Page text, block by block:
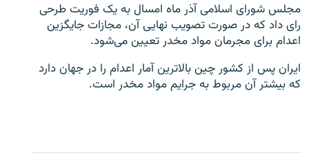
مجلس شورای اسلامی آذر ماه امسال به یک فوریت طرحی
رای داد که در صورت تصویب نهایی آن، مجازات جایگزین
اعدام برای مجرمان مواد مخدر تعیین می‌شود.
ایران پس از کشور چین بالاترین آمار اعدام را در جهان دارد
که بیشتر آن مربوط به جرایم مواد مخدر است.